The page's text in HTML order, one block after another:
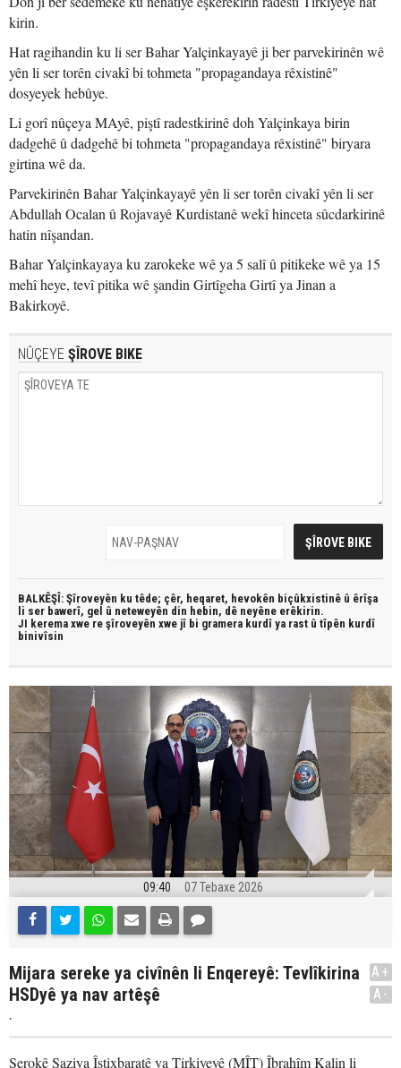
kirin.
Hat ragihandin ku li ser Bahar Yalçinkayayê ji ber parvekirinên wê
yên li ser torên civakî bi tohmeta "propagandaya rêxistinê"
dosyeyek hebûye.
Li gorî nûçeya MAyê, piştî radestkirinê doh Yalçinkaya birin
dadgehê û dadgehê bi tohmeta "propagandaya rêxistinê" biryara
girtina wê da.
Parvekirinên Bahar Yalçinkayayê yên li ser torên civakî yên li ser
Abdullah Ocalan û Rojavayê Kurdistanê wekî hinceta sûcdarkirinê
hatin nîşandan.
Bahar Yalçinkayaya ku zarokeke wê ya 5 salî û pitikeke wê ya 15
mehî heye, tevî pitika wê şandin Girtîgeha Girtî ya Jinan a
Bakirkoyê.
NÛÇEYE ŞÎROVE BIKE
BALKÊŞÎ: Şîroveyên ku têde; çêr, heqaret, hevokên biçûkxistinê û êrîşa
li ser bawerî, gel û neteweyên din hebin, dê neyêne erêkirin.
JI kerema xwe re şîroveyên xwe jî bi gramera kurdî ya rast û tîpên kurdî
binivîsin
09:40 07 Tebaxe 2026
Mijara sereke ya civînên li Enqereyê: Tevlîkirina
HSDyê ya nav artêşê
.
A+
A-
Serokê Saziya Îstixbaratê ya Tirkiyeyê (MÎT) Îbrahîm Kalin li